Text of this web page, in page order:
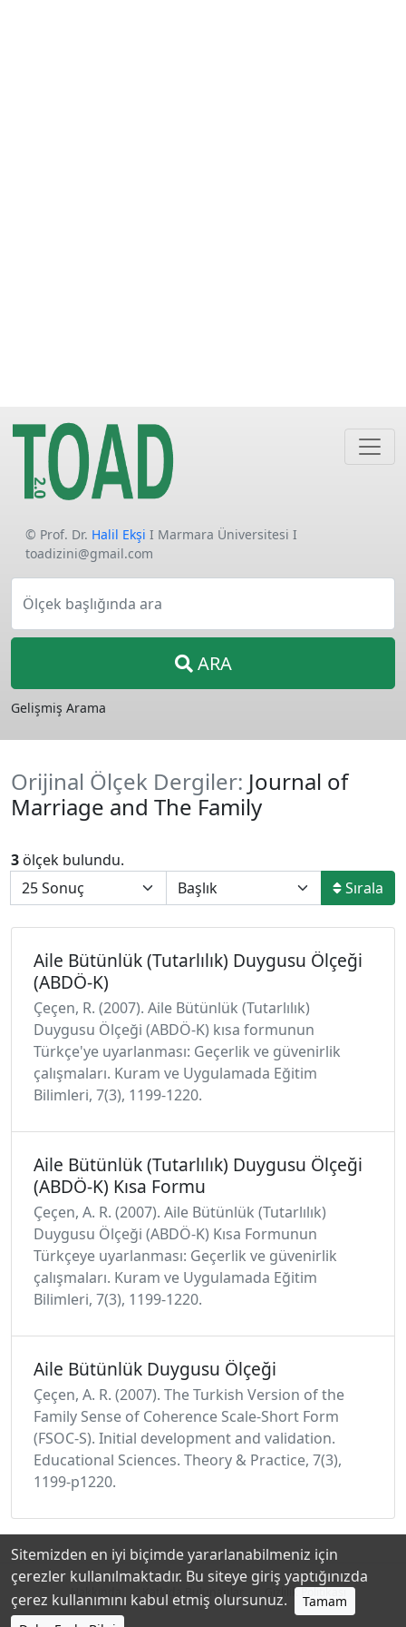
© Prof. Dr. Halil Ekşi I Marmara Üniversitesi I
toadizini@gmail.com
Ölçek başlığında ara
ARA
Gelişmiş Arama
Orijinal Ölçek Dergiler: Journal of
Marriage and The Family
3 ölçek bulundu.
Sırala
Aile Bütünlük (Tutarlılık) Duygusu Ölçeği
(ABDÖ-K)
Çeçen, R. (2007). Aile Bütünlük (Tutarlılık)
Duygusu Ölçeği (ABDÖ-K) kısa formunun
Türkçe'ye uyarlanması: Geçerlik ve güvenirlik
çalışmaları. Kuram ve Uygulamada Eğitim
Bilimleri, 7(3), 1199-1220.
Aile Bütünlük (Tutarlılık) Duygusu Ölçeği
(ABDÖ-K) Kısa Formu
Çeçen, A. R. (2007). Aile Bütünlük (Tutarlılık)
Duygusu Ölçeği (ABDÖ-K) Kısa Formunun
Türkçeye uyarlanması: Geçerlik ve güvenirlik
çalışmaları. Kuram ve Uygulamada Eğitim
Bilimleri, 7(3), 1199-1220.
Aile Bütünlük Duygusu Ölçeği
Çeçen, A. R. (2007). The Turkish Version of the
Family Sense of Coherence Scale-Short Form
(FSOC-S). Initial development and validation.
Educational Sciences. Theory & Practice, 7(3),
1199-p1220.
Hakkında Katkıda Bulunanlar Gizlilik Politikası
Sitemizden en iyi biçimde yararlanabilmeniz için
çerezler kullanılmaktadır. Bu siteye giriş yaptığınızda
çerez kullanımını kabul etmiş olursunuz.
Tamam